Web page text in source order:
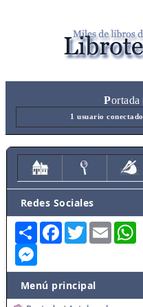
Portada
1 usuario conectado
Redes Sociales
Share FacebookTwitterEmail
Menú principal